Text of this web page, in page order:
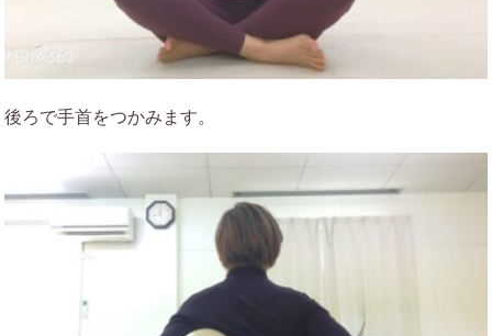
後ろで手首をつかみます。